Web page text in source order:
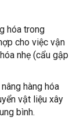
hóa trong
cho việc vận
nhẹ (cẩu gập
hàng hóa
vật liệu xây
bình.